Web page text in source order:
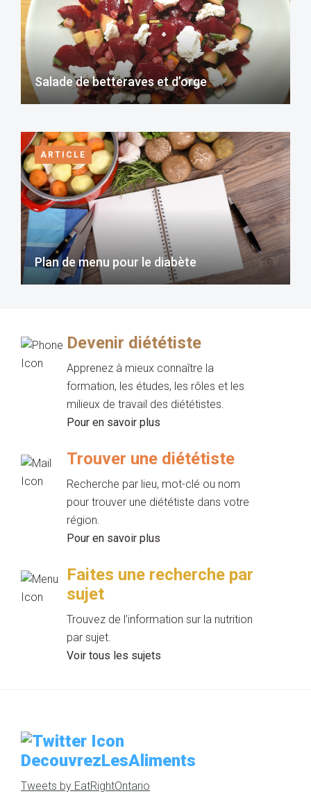
Salade de betteraves et d’orge
ARTICLE
Plan de menu pour le diabète
Devenir diététiste
Apprenez à mieux connaître la
formation, les études, les rôles et les
milieux de travail des diététistes.
Pour en savoir plus
Trouver une diététiste
Recherche par lieu, mot-clé ou nom
pour trouver une diététiste dans votre
région.
Pour en savoir plus
Faites une recherche par
sujet
Trouvez de l’information sur la nutrition
par sujet.
Voir tous les sujets
DecouvrezLesAliments
Tweets by EatRightOntario